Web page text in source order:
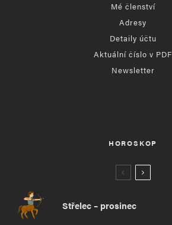
Mé členství
Adresy
Detaily účtu
Aktuální číslo v PDF
Newsletter
HOROSKOP
Střelec – prosinec